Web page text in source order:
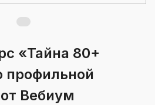
«Тайна 80+
профильной
Вебиум